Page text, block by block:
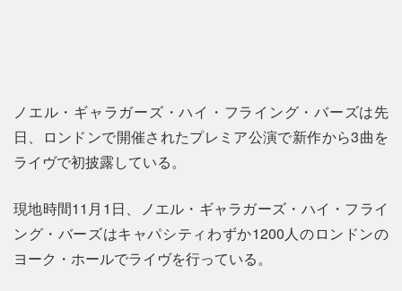
ノエル・ギャラガーズ・ハイ・フライング・バーズは先
日、ロンドンで開催されたプレミア公演で新作から3曲を
ライヴで初披露している。
現地時間11月1日、ノエル・ギャラガーズ・ハイ・フライ
ング・バーズはキャパシティわずか1200人のロンドンの
ヨーク・ホールでライヴを行っている。